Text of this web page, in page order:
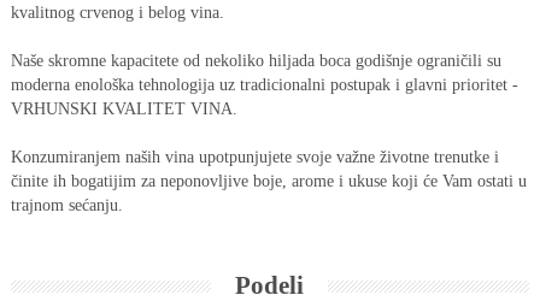
kvalitnog crvenog i belog vina.
Naše skromne kapacitete od nekoliko hiljada boca godišnje ograničili su
moderna enološka tehnologija uz tradicionalni postupak i glavni prioritet -
VRHUNSKI KVALITET VINA.
Konzumiranjem naših vina upotpunjujete svoje važne životne trenutke i
činite ih bogatijim za neponovljive boje, arome i ukuse koji će Vam ostati u
trajnom sećanju.
Podeli